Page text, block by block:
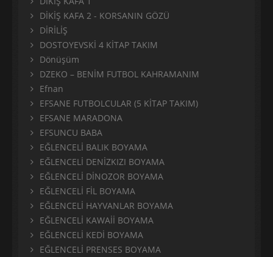
DİKİŞ KAFA 2 - KORSANIN GÖZÜ
DİRİLİŞ
DOSTOYEVSKİ 4 KİTAP TAKIM
Dönüşüm
DZEKO – BENİM FUTBOL KAHRAMANIM
Efnan
EFSANE FUTBOLCULAR (5 KİTAP TAKIM)
EFSANE MARADONA
EFSUNCU BABA
EĞLENCELİ BALIK BOYAMA
EĞLENCELİ DENİZKIZI BOYAMA
EĞLENCELİ DİNOZOR BOYAMA
EĞLENCELİ FİL BOYAMA
EĞLENCELİ HAYVANLAR BOYAMA
EĞLENCELİ KAWAİİ BOYAMA
EĞLENCELİ KEDİ BOYAMA
EĞLENCELİ PRENSES BOYAMA